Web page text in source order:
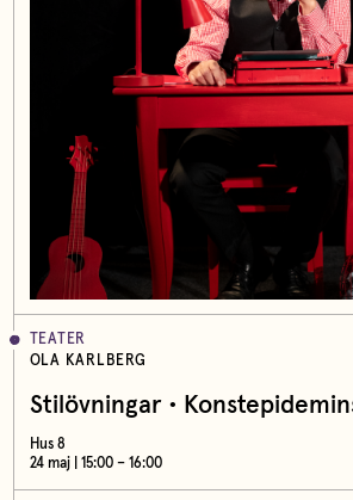
TEATER
OLA KARLBERG
Stilövningar •
Hus 8
24 maj | 15:00 – 16:00